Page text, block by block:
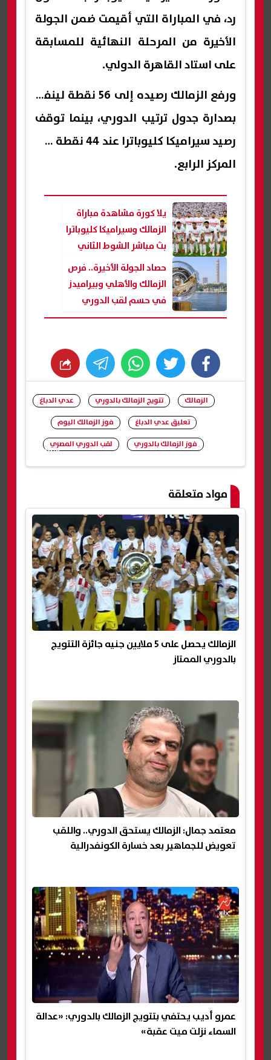
رد، في المباراة التي أقيمت ضمن الجولة
الأخيرة من المرحلة النهائية للمسابقة
على استاد القاهرة الدولي.
ورفع الزمالك رصيده إلى 56 نقطة لينفرد
بصدارة جدول ترتيب الدوري، بينما توقف
رصيد سيراميكا كليوباترا عند 44 نقطة في
المركز الرابع.
يلا كورة مشاهدة مباراة
الزمالك وسيراميكا كليوباترا
بث مباشر الشوط الثاني
حصاد الجولة الأخيرة.. فرص
الزمالك والأهلي وبيراميدز
في حسم لقب الدوري
المصري
facebook
twitter
whats
شارك
الزمالك تتويج الزمالك بالدوري
عدي الدباغ
تعليق عدي الدباغ
فوز الزمالك اليوم
فوز الزمالك بالدوري
لقب الدوري المصري
مواد متعلقة
الزمالك يحصل على 5 ملايين جنيه جائزة التتويج
بالدوري الممتاز
معتمد جمال: الزمالك يستحق الدوري.. واللقب
تعويض للجماهير بعد خسارة الكونفدرالية
عمرو أديب يحتفي بتتويج الزمالك بالدوري: «عدالة
السماء نزلت ميت عقبة»